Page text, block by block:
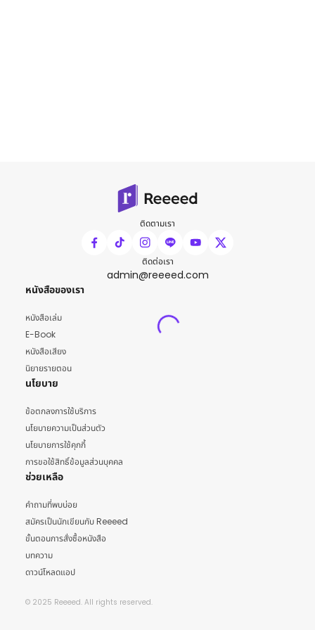
ติดตามเรา
ติดต่อเรา
admin@reeeed.com
หนังสือของเรา
หนังสือเล่ม
E-Book
หนังสือเสียง
นิยายรายตอน
นโยบาย
ข้อตกลงการใช้บริการ
นโยบายความเป็นส่วนตัว
นโยบายการใช้คุกกี้
การขอใช้สิทธิ์ข้อมูลส่วนบุคคล
ช่วยเหลือ
คำถามที่พบบ่อย
สมัครเป็นนักเขียนกับ Reeeed
ขั้นตอนการสั่งซื้อหนังสือ
บทความ
ดาวน์โหลดแอป
© 2025 Reeeed. All rights reserved.